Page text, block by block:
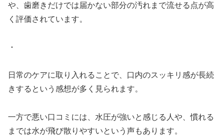
や、歯磨きだけでは届かない部分の汚れまで流せる点が高
く評価されています。
・
日常のケアに取り入れることで、口内のスッキリ感が長続
きするという感想が多く見られます。
一方で悪い口コミには、水圧が強いと感じる人や、慣れる
までは水が飛び散りやすいという声もあります。